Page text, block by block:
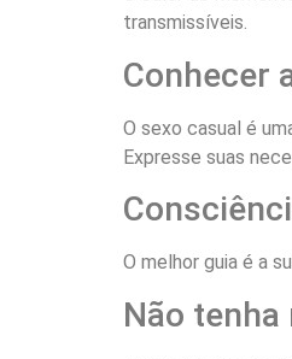
transmissíveis.
Conhecer
O sexo casual é
Expresse suas
O melhor guia é a
Não tenha